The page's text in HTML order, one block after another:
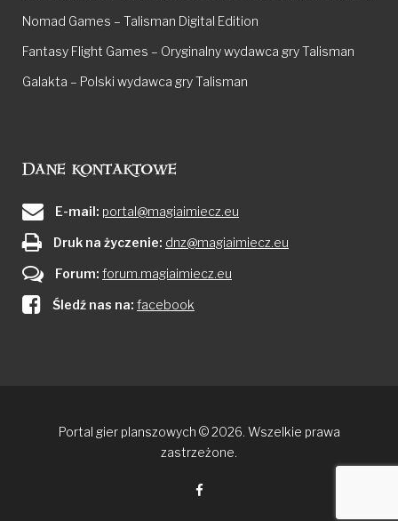
Nomad Games – Talisman Digital Edition
Fantasy Flight Games – Oryginalny wydawca gry Talisman
Galakta – Polski wydawca gry Talisman
Dane kontaktowe
E-mail: portal@magiaimiecz.eu
Druk na życzenie: dnz@magiaimiecz.eu
Forum: forum.magiaimiecz.eu
Śledź nas na: facebook
Portal gier planszowych © 2026. Wszelkie prawa
zastrzeżone.